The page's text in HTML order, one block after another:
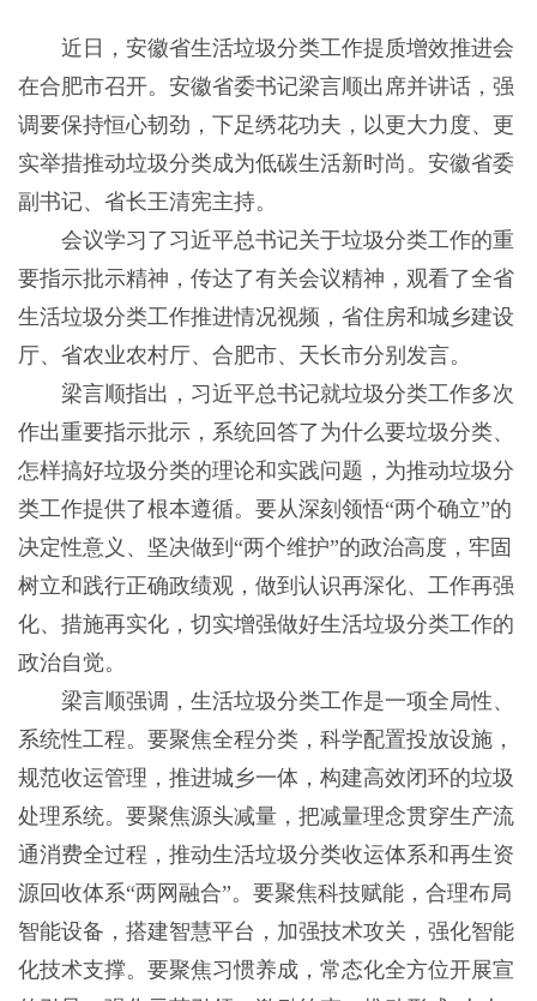
近日，安徽省生活垃圾分类工作提质增效推进会
在合肥市召开。安徽省委书记梁言顺出席并讲话，强
调要保持恒心韧劲，下足绣花功夫，以更大力度、更
实举措推动垃圾分类成为低碳生活新时尚。安徽省委
副书记、省长王清宪主持。
会议学习了习近平总书记关于垃圾分类工作的重
要指示批示精神，传达了有关会议精神，观看了全省
生活垃圾分类工作推进情况视频，省住房和城乡建设
厅、省农业农村厅、合肥市、天长市分别发言。
梁言顺指出，习近平总书记就垃圾分类工作多次
作出重要指示批示，系统回答了为什么要垃圾分类、
怎样搞好垃圾分类的理论和实践问题，为推动垃圾分
类工作提供了根本遵循。要从深刻领悟“两个确立”的
决定性意义、坚决做到“两个维护”的政治高度，牢固
树立和践行正确政绩观，做到认识再深化、工作再强
化、措施再实化，切实增强做好生活垃圾分类工作的
政治自觉。
梁言顺强调，生活垃圾分类工作是一项全局性、
系统性工程。要聚焦全程分类，科学配置投放设施，
规范收运管理，推进城乡一体，构建高效闭环的垃圾
处理系统。要聚焦源头减量，把减量理念贯穿生产流
通消费全过程，推动生活垃圾分类收运体系和再生资
源回收体系“两网融合”。要聚焦科技赋能，合理布局
智能设备，搭建智慧平台，加强技术攻关，强化智能
化技术支撑。要聚焦习惯养成，常态化全方位开展宣